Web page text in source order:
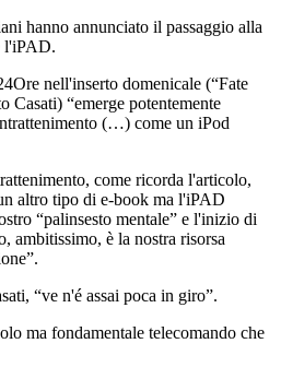
hanno annunciato il passaggio alla
l'iPAD.
nell'inserto domenicale (“Fate
Casati) “emerge potentemente
(…) come un iPod
come ricorda l'articolo,
altro tipo di e-book ma l'iPAD
“palinsesto mentale” e l'inizio di
ambitissimo, è la nostra risorsa
“ve n'é assai poca in giro”.
ma fondamentale telecomando che